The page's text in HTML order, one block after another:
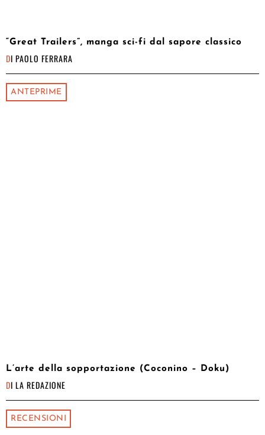
“Great Trailers”, manga sci-fi dal sapore classico
DI PAOLO FERRARA
ANTEPRIME
L’arte della sopportazione (Coconino – Doku)
DI LA REDAZIONE
RECENSIONI